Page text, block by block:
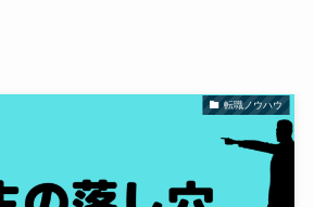
転職ノウハウ